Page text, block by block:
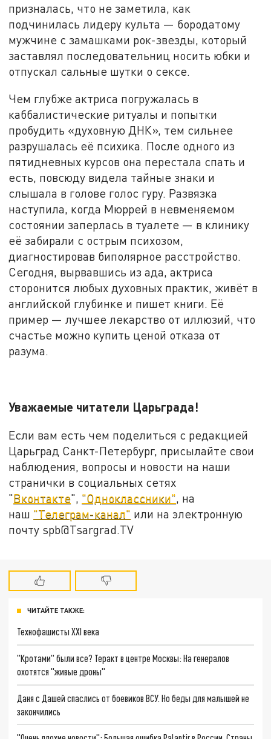
призналась, что не заметила, как
подчинилась лидеру культа — бородатому
мужчине с замашками рок-звезды, который
заставлял последовательниц носить юбки и
отпускал сальные шутки о сексе.
Чем глубже актриса погружалась в
каббалистические ритуалы и попытки
пробудить «духовную ДНК», тем сильнее
разрушалась её психика. После одного из
пятидневных курсов она перестала спать и
есть, повсюду видела тайные знаки и
слышала в голове голос гуру. Развязка
наступила, когда Мюррей в невменяемом
состоянии заперлась в туалете — в клинику
её забирали с острым психозом,
диагностировав биполярное расстройство.
Сегодня, вырвавшись из ада, актриса
сторонится любых духовных практик, живёт в
английской глубинке и пишет книги. Её
пример — лучшее лекарство от иллюзий, что
счастье можно купить ценой отказа от
разума.
Уважаемые читатели Царьграда!
Если вам есть чем поделиться с редакцией
Царьград Санкт-Петербург, присылайте свои
наблюдения, вопросы и новости на наши
странички в социальных сетях
"Вконтакте", "Одноклассники" , на
наш "Телеграм-канал" или на электронную
почту spb@Tsargrad.TV
ЧИТАЙТЕ ТАКЖЕ:
Технофашисты XXI века
"Кротами" были все? Теракт в центре Москвы: На генералов
охотятся "живые дроны"
Даня с Дашей спаслись от боевиков ВСУ. Но беды для малышей не
закончились